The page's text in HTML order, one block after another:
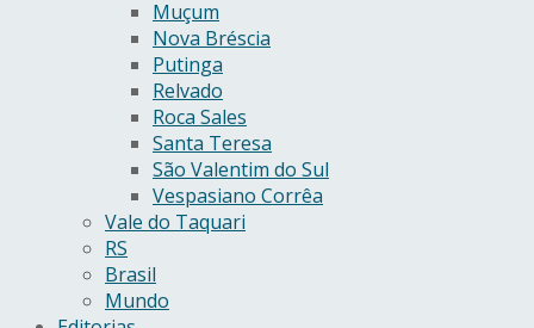
Muçum
Nova Bréscia
Putinga
Relvado
Roca Sales
Santa Teresa
São Valentim do Sul
Vespasiano Corrêa
Vale do Taquari
RS
Brasil
Mundo